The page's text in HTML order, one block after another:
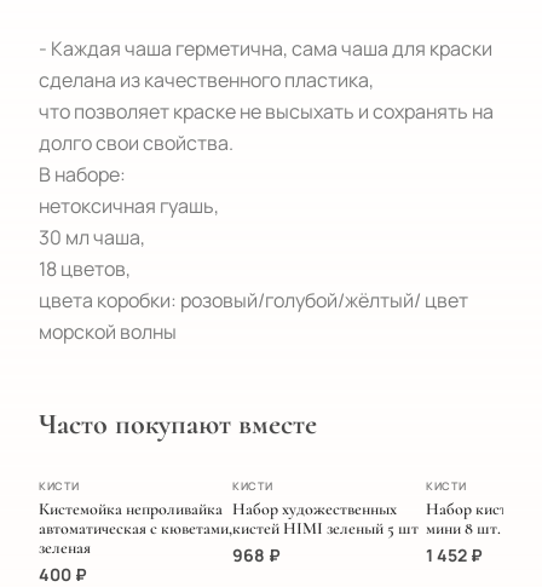
- Каждая чаша герметична, сама чаша для краски
сделана из качественного пластика,
что позволяет краске не высыхать и сохранять на
долго свои свойства.
В наборе:
нетоксичная гуашь,
30 мл чаша,
18 цветов,
цвета коробки: розовый/голубой/жёлтый/ цвет
морской волны
Часто покупают вместе
ХИТ
КИСТИ
Кистемойка непроливайка
автоматическая с кюветами,
зеленая
400 ₽
ПОПУЛЯРНОЕ
КИСТИ
Набор художественных
кистей HIMI зеленый 5 шт
968 ₽
ЭКСКЛЮЗИВ
КИСТИ
Набор кистей
мини 8 шт.
1 452 ₽